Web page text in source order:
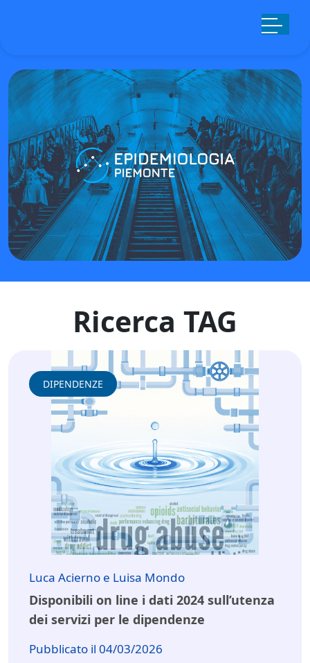
Ricerca TAG
DIPENDENZE
Luca Acierno e Luisa Mondo
Disponibili on line i dati 2024 sull’utenza
dei servizi per le dipendenze
Pubblicato il 04/03/2026